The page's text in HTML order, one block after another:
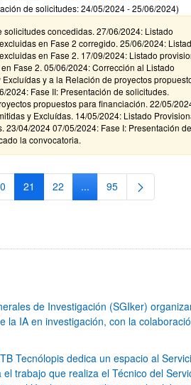
de solicitudes: 24/05/2024 - 25/06/2024)
concedidas. 27/06/2024: Listado
en Fase 2 corregido. 25/06/2024:
en Fase 2. 17/09/2024: Listado
Fase 2. 05/06/2024: Corrección al Listado
y a la Relación de proyectos
2024: Fase II: Presentación de solicitudes.
propuestos para financiación. 22/05/
y Excluídas. 14/05/2024: Listado
23/04/2024 07/05/2024: Fase I: Presentación de
la convocatoria.
intermedias Use TAB para desplazarse.
Página
21 Página
22 ...Páginas intermedias
Página
95
de Investigación (SGIker)
la IA en investigación, con la
Tecnólopis dedica un espacio al
trabajo que realiza el Técnico del